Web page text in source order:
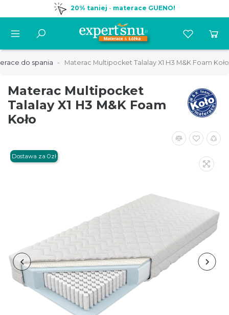
20% taniej - materace GUENO!
do spania Materac Multipocket Talalay X1 H3 M&K Foam Koło
Materac Multipocket
Talalay X1 H3 M&K Foam
Koło
Dostawa za 0zł